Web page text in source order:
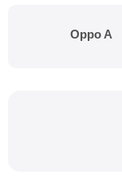
Oppo A